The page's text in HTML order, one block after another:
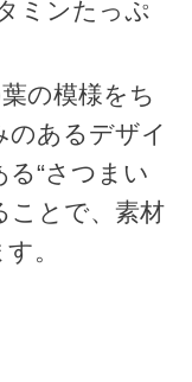
ミンたっぷ
の模様をち
のあるデザイ
“さつまい
ことで、素材
。